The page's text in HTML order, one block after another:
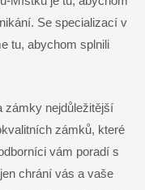
Se specializací v
tu, abychom splnili
zámky nejdůležitější
zámků, které
vám poradí s
chrání vás a vaše